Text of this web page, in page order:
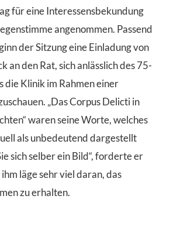
für eine Interessensbekundung
angenommen. Passend
der Sitzung eine Einladung von
an den Rat, sich anlässlich des 75-
die Klinik im Rahmen einer
„Das Corpus Delicti in
waren seine Worte, welches
als unbedeutend dargestellt
sich selber ein Bild“, forderte er
läge sehr viel daran, das
zu erhalten.